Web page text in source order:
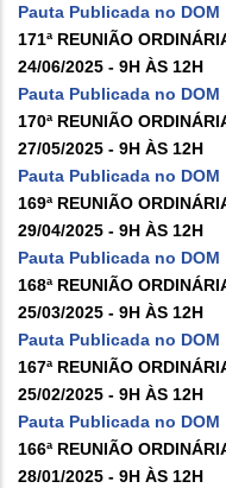
Pauta Publicada no DOM
171ª REUNIÃO
24/06/2025 - 9H ÀS 12H
Pauta Publicada no DOM
170ª REUNIÃO
27/05/2025 - 9H ÀS 12H
Pauta Publicada no DOM
169ª REUNIÃO
29/04/2025 - 9H ÀS 12H
Pauta Publicada no DOM
168ª REUNIÃO
25/03/2025 - 9H ÀS 12H
Pauta Publicada no DOM
167ª REUNIÃO
25/02/2025 - 9H ÀS 12H
Pauta Publicada no DOM
166ª REUNIÃO
28/01/2025 - 9H ÀS 12H